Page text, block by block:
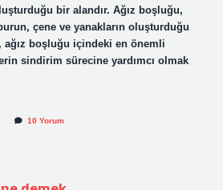
bir alandır. Ağız boşluğu,
çene ve yanakların oluşturduğu
ağız boşluğu içindeki en önemli
sindirim sürecine yardımcı olmak
10 Yorum